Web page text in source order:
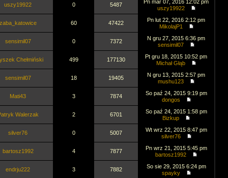
uszy19922 0 5487
Pn mar 07, 2016 12:02 pm
uszy19922
60 47422
Pn lut 22, 2016 2:12 pm
MikolajP1
sensimil07 0 7372
N gru 27, 2015 6:36 pm
sensimil07
Chełmiński 499 177130
Pt gru 18, 2015 10:52 pm
Michał Głąb
sensimil07 18 19405
N gru 13, 2015 2:57 pm
mushu123
Mati43 3 7874
So paź 24, 2015 9:19 pm
dongos
Walerzak 2 6701
So paź 24, 2015 1:58 pm
Bizkup
silver76 0 5007
Wt wrz 22, 2015 8:47 pm
silver76
bartosz1992 4 7877
Pn wrz 21, 2015 5:45 pm
bartosz1992
endrju222 3 7882
So sie 29, 2015 6:24 pm
spayky